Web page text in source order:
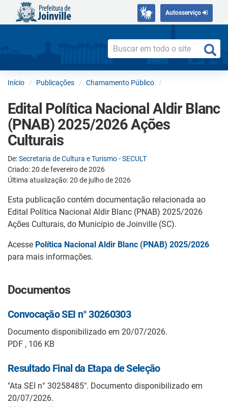
Autosserviço
Início Publicações Chamamento Público
Edital Política Nacional Aldir Blanc
(PNAB) 2025/2026 Ações
Culturais
De:Secretaria de Cultura e Turismo - SECULT
Criado: 20 de fevereiro de 2026
Última atualização: 20 de julho de 2026
Esta publicação contém documentação relacionada ao
Edital Política Nacional Aldir Blanc (PNAB) 2025/2026
Ações Culturais, do Município de Joinville (SC).
Acesse Política Nacional Aldir Blanc (PNAB) 2025/2026
para mais informações.
Documentos
Convocação SEI n° 30260303
Documento disponibilizado em 20/07/2026.
PDF , 106 KB
Resultado Final da Etapa de Seleção
"Ata SEI n° 30258485". Documento disponibilizado em
20/07/2026.